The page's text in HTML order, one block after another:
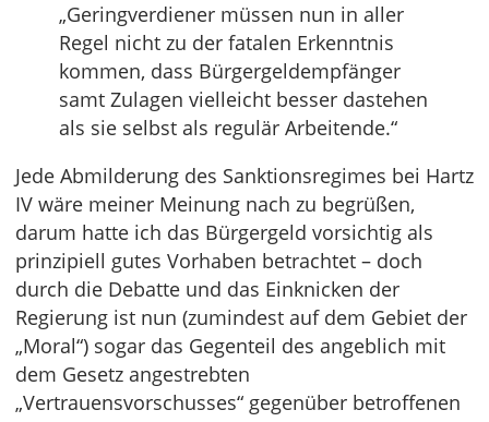
„Geringverdiener müssen nun in aller
Regel nicht zu der fatalen Erkenntnis
kommen, dass Bürgergeldempfänger
samt Zulagen vielleicht besser dastehen
als sie selbst als regulär Arbeitende.“
Jede Abmilderung des Sanktionsregimes bei Hartz
IV wäre meiner Meinung nach zu begrüßen,
darum hatte ich das Bürgergeld vorsichtig als
prinzipiell gutes Vorhaben betrachtet – doch
durch die Debatte und das Einknicken der
Regierung ist nun (zumindest auf dem Gebiet der
„Moral“) sogar das Gegenteil des angeblich mit
dem Gesetz angestrebten
„Vertrauensvorschusses“ gegenüber betroffenen